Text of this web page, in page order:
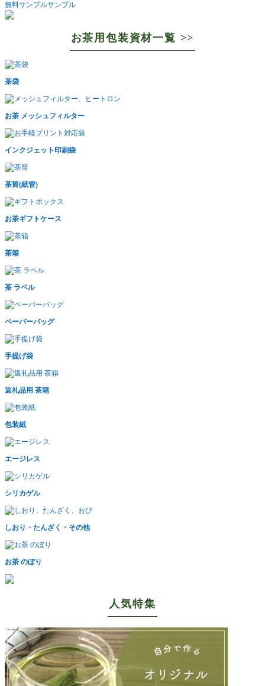
無料サンプルサンプル
お茶用包装資材一覧 >>
茶袋
お茶 メッシュフィルター
インクジェット印刷袋
茶筒(紙管)
お茶ギフトケース
茶箱
茶 ラベル
ペーバーバッグ
手提げ袋
返礼品用 茶箱
包装紙
エージレス
シリカゲル
しおり・たんざく・その他
お茶 のぼり
人気特集